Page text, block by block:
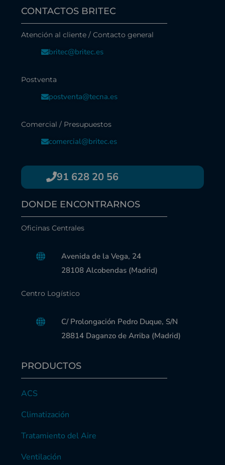
CONTACTOS BRITEC
Atención al cliente / Contacto general
britec@britec.es
Postventa
postventa@tecna.es
Comercial / Presupuestos
comercial@britec.es
91 628 20 56
DONDE ENCONTRARNOS
Oficinas Centrales
Avenida de la Vega, 24
28108 Alcobendas (Madrid)
Centro Logístico
C/ Prolongación Pedro Duque, S/N
28814 Daganzo de Arriba (Madrid)
PRODUCTOS
ACS
Climatización
Tratamiento del Aire
Ventilación